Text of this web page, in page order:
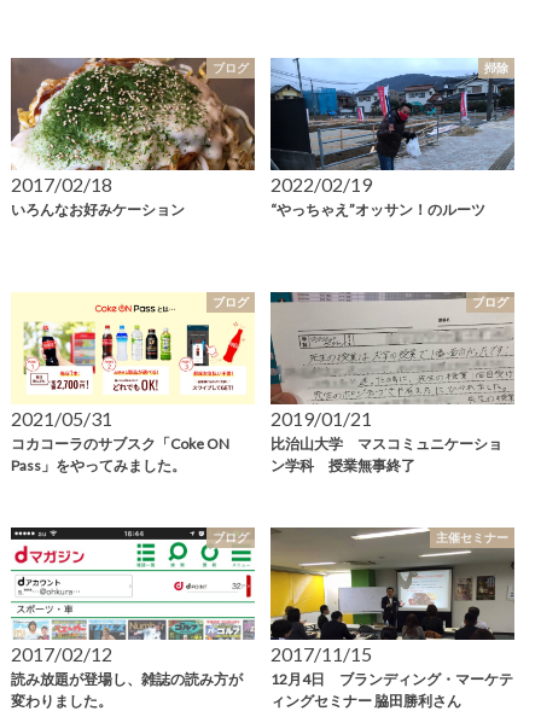
ブログ
2017/02/18
いろんなお好みケーション
掃除
2022/02/19
“やっちゃえ”オッサン！のルーツ
ブログ
2021/05/31
コカコーラのサブスク「Coke ON
Pass」をやってみました。
ブログ
2019/01/21
比治山大学 マスコミュニケーショ
ン学科 授業無事終了
ブログ
2017/02/12
読み放題が登場し、雑誌の読み方が
変わりました。
主催セミナー
2017/11/15
12月4日 ブランディング・マーケテ
ィングセミナー 脇田勝利さん